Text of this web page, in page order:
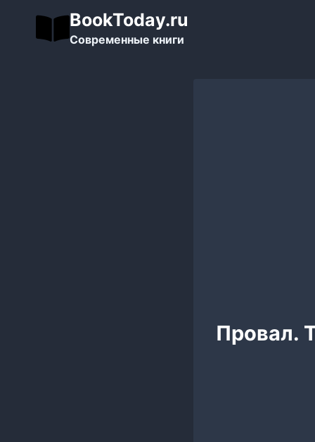
содержимому
BookToday.ru
Современные книги
Провал.